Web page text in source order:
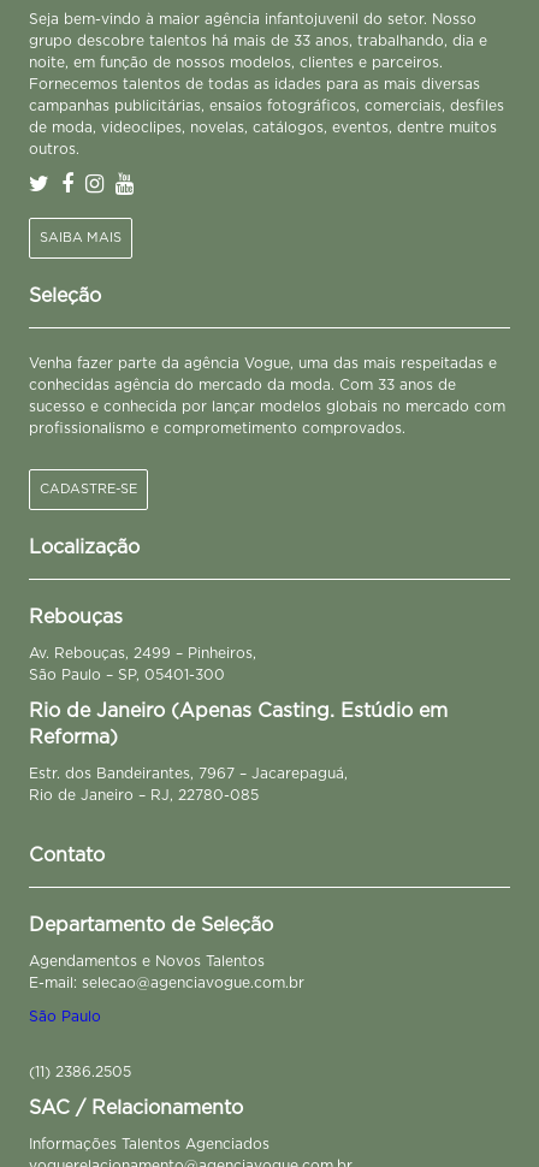
Seja bem-vindo à maior agência infantojuvenil do setor. Nosso
grupo descobre talentos há mais de 33 anos, trabalhando, dia e
noite, em função de nossos modelos, clientes e parceiros.
Fornecemos talentos de todas as idades para as mais diversas
campanhas publicitárias, ensaios fotográficos, comerciais, desfiles
de moda, videoclipes, novelas, catálogos, eventos, dentre muitos
outros.
SAIBA MAIS
Seleção
Venha fazer parte da agência Vogue, uma das mais respeitadas e
conhecidas agência do mercado da moda. Com 33 anos de
sucesso e conhecida por lançar modelos globais no mercado com
profissionalismo e comprometimento comprovados.
CADASTRE-SE
Localização
Rebouças
Av. Rebouças, 2499 – Pinheiros,
São Paulo – SP, 05401-300
Rio de Janeiro (Apenas Casting. Estúdio em
Reforma)
Estr. dos Bandeirantes, 7967 – Jacarepaguá,
Rio de Janeiro – RJ, 22780-085
Contato
Departamento de Seleção
Agendamentos e Novos Talentos
E-mail: selecao@agenciavogue.com.br
São Paulo
(11) 2386.2505
SAC / Relacionamento
Informações Talentos Agenciados